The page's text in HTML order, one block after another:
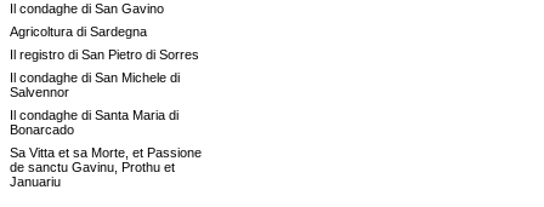
Il condaghe di San Gavino
Agricoltura di Sardegna
Il registro di San Pietro di Sorres
Il condaghe di San Michele di
Salvennor
Il condaghe di Santa Maria di
Bonarcado
Sa Vitta et sa Morte, et Passione
de sanctu Gavinu, Prothu et
Januariu